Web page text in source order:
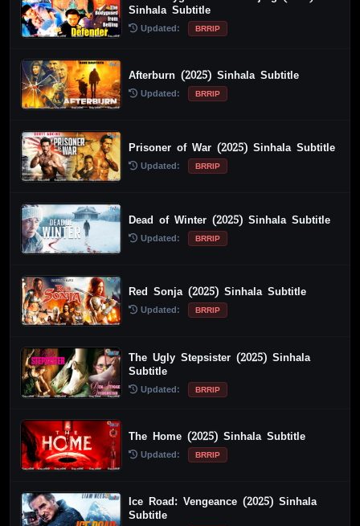
Sinhala Subtitle
Updated: BRRIP
Afterburn (2025) Sinhala Subtitle
Updated: BRRIP
Prisoner of War (2025) Sinhala Subtitle
Updated: BRRIP
Dead of Winter (2025) Sinhala Subtitle
Updated: BRRIP
Red Sonja (2025) Sinhala Subtitle
Updated: BRRIP
The Ugly Stepsister (2025) Sinhala
Subtitle
Updated: BRRIP
The Home (2025) Sinhala Subtitle
Updated: BRRIP
Ice Road: Vengeance (2025) Sinhala
Subtitle